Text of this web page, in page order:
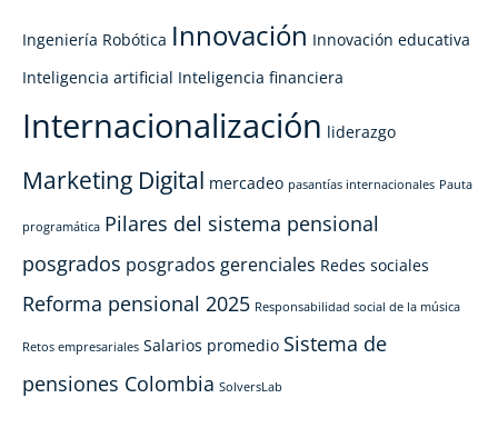
Ingeniería Robótica Innovación Innovación educativa
Inteligencia artificial Inteligencia financiera
Internacionalización liderazgo
Marketing Digital mercadeo pasantías internacionales Pauta
programática Pilares del sistema pensional
posgrados posgrados gerenciales Redes sociales
Reforma pensional 2025 Responsabilidad social de la música
Retos empresariales Salarios promedio Sistema de
pensiones Colombia SolversLab